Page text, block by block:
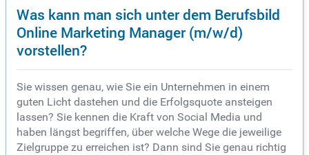
Was kann man sich unter dem Berufsbild
Online Marketing Manager (m/w/d)
vorstellen?
Sie wissen genau, wie Sie ein Unternehmen in einem
guten Licht dastehen und die Erfolgsquote ansteigen
lassen? Sie kennen die Kraft von Social Media und
haben längst begriffen, über welche Wege die jeweilige
Zielgruppe zu erreichen ist? Dann sind Sie genau richtig